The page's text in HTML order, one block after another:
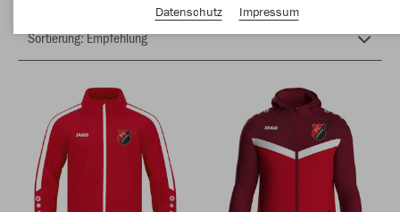
Datenschutz
Impressum